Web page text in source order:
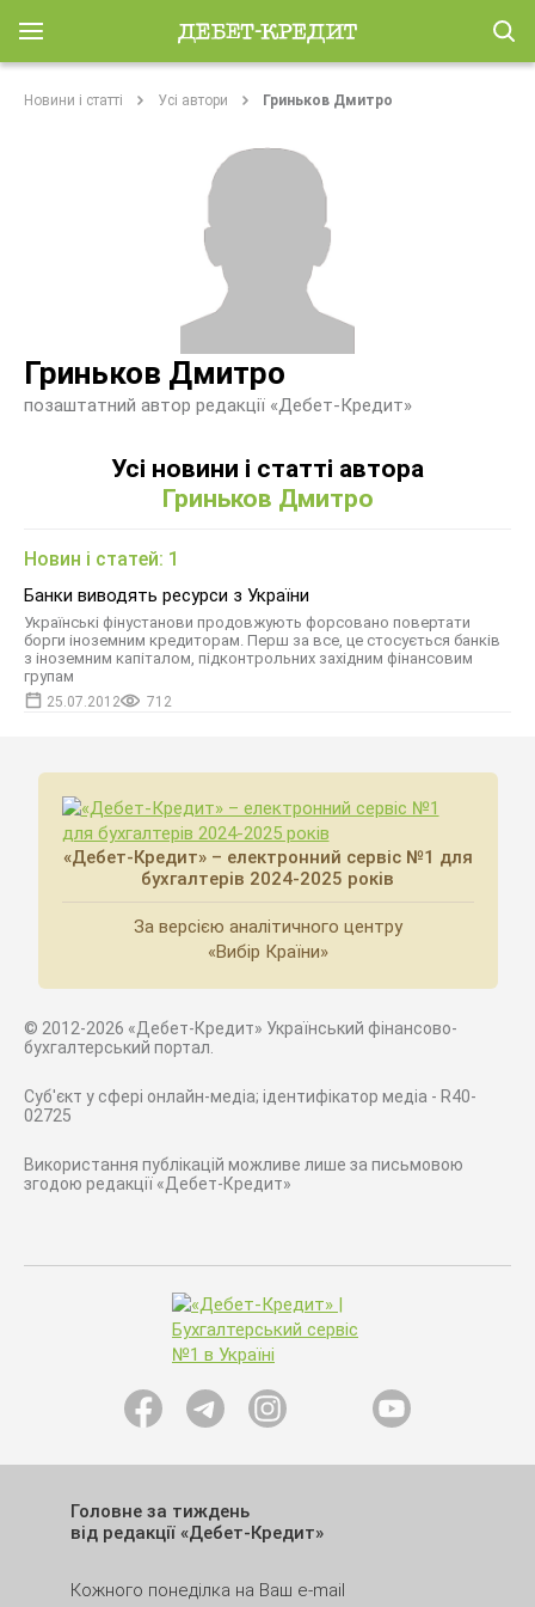
Новини і статті Усі автори Гриньков Дмитро
Гриньков Дмитро
позаштатний автор редакції «Дебет-Кредит»
Усі новини і статті автора
Гриньков Дмитро
Новин і статей: 1
Банки виводять ресурси з України
Українські фінустанови продовжують форсовано повертати
борги іноземним кредиторам. Перш за все, це стосується банків
з іноземним капіталом, підконтрольних західним фінансовим
групам
25.07.2012 712
«Дебет-Кредит» – електронний сервіс №1 для
бухгалтерів 2024-2025 років
За версією аналітичного центру
«Вибір Країни»
© 2012-2026 «Дебет-Кредит» Український фінансово-
бухгалтерський портал.
Суб'єкт у сфері онлайн-медіа; ідентифікатор медіа - R40-
02725
Використання публікацій можливе лише за письмовою
згодою редакції «Дебет-Кредит»
Головне за тиждень
від редакції «Дебет-Кредит»
Кожного понеділка на Ваш e-mail